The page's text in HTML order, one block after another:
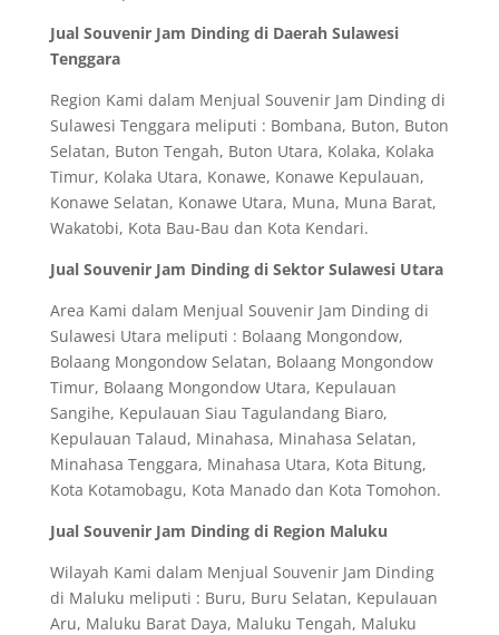
Jual Souvenir Jam Dinding di Daerah Sulawesi
Tenggara
Region Kami dalam Menjual Souvenir Jam Dinding di
Sulawesi Tenggara meliputi : Bombana, Buton, Buton
Selatan, Buton Tengah, Buton Utara, Kolaka, Kolaka
Timur, Kolaka Utara, Konawe, Konawe Kepulauan,
Konawe Selatan, Konawe Utara, Muna, Muna Barat,
Wakatobi, Kota Bau-Bau dan Kota Kendari.
Jual Souvenir Jam Dinding di Sektor Sulawesi Utara
Area Kami dalam Menjual Souvenir Jam Dinding di
Sulawesi Utara meliputi : Bolaang Mongondow,
Bolaang Mongondow Selatan, Bolaang Mongondow
Timur, Bolaang Mongondow Utara, Kepulauan
Sangihe, Kepulauan Siau Tagulandang Biaro,
Kepulauan Talaud, Minahasa, Minahasa Selatan,
Minahasa Tenggara, Minahasa Utara, Kota Bitung,
Kota Kotamobagu, Kota Manado dan Kota Tomohon.
Jual Souvenir Jam Dinding di Region Maluku
Wilayah Kami dalam Menjual Souvenir Jam Dinding
di Maluku meliputi : Buru, Buru Selatan, Kepulauan
Aru, Maluku Barat Daya, Maluku Tengah, Maluku